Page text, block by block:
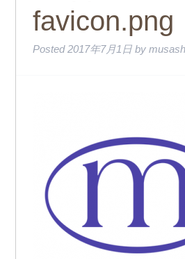
favicon.png
Posted2017年7月1日 by